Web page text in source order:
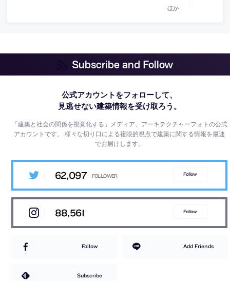
ほか
Subscribe and Follow
公式アカウントをフォローして、
見逃せない建築情報を受け取ろう。
「建築と社会の関係を視覚化する」メディア、アーキテクチャーフォトの公式
アカウントです。様々な切り口による複眼的視点で建築に関する情報を最速
でお届けします。
62,097 Follow
88,561 Follow
Follow Add Friends
Subscribe